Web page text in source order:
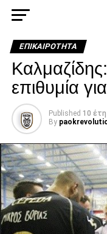
ΕΠΙΚΑΙΡΌΤΗΤΑ
επιθυμία
Published 10
By